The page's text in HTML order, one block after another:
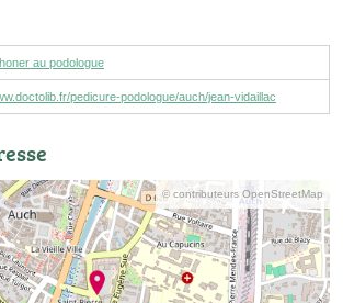
au podologue
pedicure-podologue/auch/jean-vidaillac
© contributeurs OpenStreetMap